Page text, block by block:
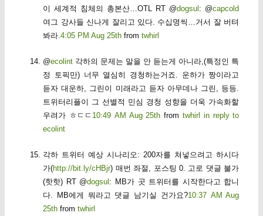
이 세계적 침체의 총본산…OTL RT @dogsul : @capcold
여그 강사들 신나게 잘리고 있다. 수십명씩…거서 잘 버텨
봐라.4:05 PM Aug 25th fromtwhirl
@ecolint 각하의 문제는 말을 안 듣는게 아니라,(특정인 특
정 토픽만) 너무 열심히 경청하는거죠. 운하가 짱이라고
듣자 대운하, 그린이 미래라고 듣자 아무데나 그린, 등등.
트위터리플이 그 선별적 민심 경청 성향을 더욱 가속화할
우려가 ㅎㄷㄷ 10:49 AM Aug 25th from twhirl in reply to
ecolint
각하 트위터 예상 시나리오: 200자를 쳐넣으려고 하시다
가(http://bit.ly/cHBjr) 매번 좌절, 포스팅 0. 고로 댓글 불가
(핫핫) RT @dogsul : MB가 곳 트위터를 시작한다고 합니
다. MB에게 뭐라고 댓글 남기실 건가요?10:37 AM Aug
25th fromtwhirl